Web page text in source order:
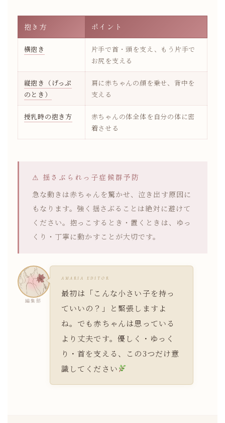
抱き方 ポイント
横抱き
片手で首・頭を支え、もう片手で
お尻を支える
縦抱き（げっぷ
のとき）
肩に赤ちゃんの顔を乗せ、背中を
支える
授乳時の抱き方
赤ちゃんの体全体を自分の体に密
着させる
⚠ 揺さぶられっ子症候群予防
急な動きは赤ちゃんを驚かせ、泣き出す原因に
もなります。強く揺さぶることは絶対に避けて
ください。抱っこするとき・置くときは、ゆっ
くり・丁寧に動かすことが大切です。
編集部
AMARIA EDITOR
最初は「こんな小さい子を持っ
ていいの？」と緊張しますよ
ね。でも赤ちゃんは思っている
より丈夫です。優しく・ゆっく
り・首を支える、この3つだけ意
識してください